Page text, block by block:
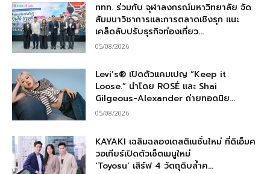
ททท. ร่วมกับ จุฬาลงกรณ์มหาวิทยาลัย จัด
สัมมนาวิชาการและการตลาดเชิงรุก แนะ
เคล็ดลับปรับธุรกิจท่องเที่ยว...
05/08/2026
Levi’s® เปิดตัวแคมเปญ “Keep it
Loose.” นำโดย ROSÉ และ Shai
Gilgeous-Alexander ถ่ายทอดนิย...
05/08/2026
KAYAKI เฉลิมฉลองเดสติเนชั่นใหม่ ที่ดิเอ็มค
วอเทียร์เปิดตัวเซ็ตเมนูใหม่
‘Toyosu’ เสิร์ฟ 4 วัตถุดิบล้ำค...